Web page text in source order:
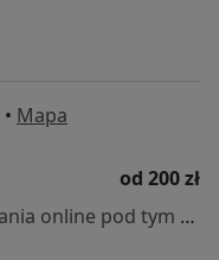
• Mapa
od 200 zł
Specjalista nie oferuje umawiania online pod tym adresem.